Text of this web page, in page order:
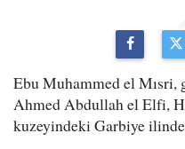
Ebu Muhammed el
Ahmed Abdullah el Elfi,
kuzeyindeki Garbiye